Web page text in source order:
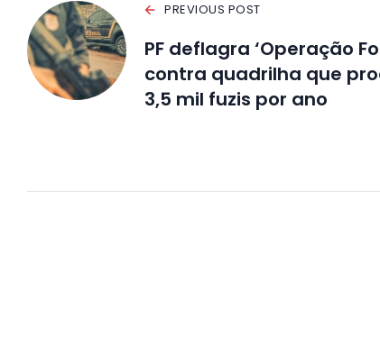
PREVIOUS POST
PF deflagra ‘Operação
contra quadrilha que
3,5 mil fuzis por ano